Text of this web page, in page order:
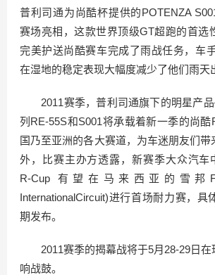
普利司通为尚酷杯提供的POTENZA
赛场亮相，这款世界顶级GT超跑的首选
完美护送尚酷赛车完成了雨战任务，车
在湿地的稳定表现大幅度减少了他们雨天
2011赛季，普利司通旗下的明星产
列RE-55S和S001将承载着新一季的尚酷
国乃至亚洲的各大赛道，为车迷朋友们带
外，比赛主办方透露，新赛季大众汽车
R-Cup 有望在马来西亚的雪邦
InternationalCircuit)进行首场耐力赛，具
期发布。
2011赛季的揭幕战将于5月28-29日在
响战鼓。